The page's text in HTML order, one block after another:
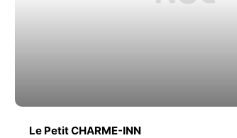
Le Petit CHARME-INN